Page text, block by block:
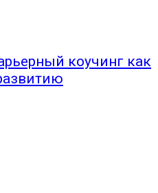
коучинг как